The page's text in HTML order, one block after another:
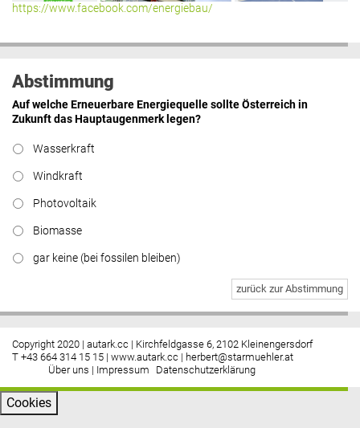
https://www.facebook.com/energiebau/
Abstimmung
Auf welche Erneuerbare Energiequelle sollte Österreich in
Zukunft das Hauptaugenmerk legen?
Wasserkraft
Windkraft
Photovoltaik
Biomasse
gar keine (bei fossilen bleiben)
zurück zur Abstimmung
Copyright 2020 | autark.cc | Kirchfeldgasse 6, 2102 Kleinengersdorf
T +43 664 314 15 15 | www.autark.cc | herbert@starmuehler.at
Über uns | Impressum Datenschutzerklärung
Cookies